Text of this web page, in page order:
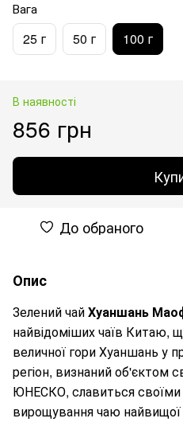
Вага
25 г 50 г 100 г
В наявності
856 грн
До обраного
Опис
Зелений чайХуаншань
найвідоміших чаїв Китаю,
величної гори Хуаншань у
регіон, визнаний об'єктом
ЮНЕСКО, славиться
вирощування чаю найвищої